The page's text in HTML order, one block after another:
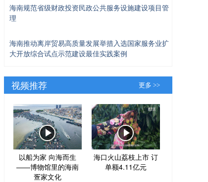
海南规范省级财政投资民政公共服务设施建设项目管
理
海南推动离岸贸易高质量发展举措入选国家服务业扩
大开放综合试点示范建设最佳实践案例
视频推荐 更多 >>
以船为家 向海而生
——博物馆里的海南
疍家文化
海口火山荔枝上市 订
单额4.11亿元